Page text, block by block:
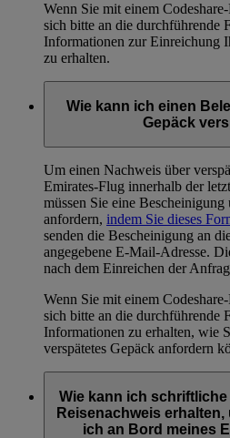
Wenn Sie mit einem
sich bitte an die durchführende
Informationen zur Einreichung
zu erhalten.
Wie kann ich einen
Gepäck
Um einen Nachweis über
Emirates-Flug innerhalb der
müssen Sie eine Bescheinigung
anfordern, indem Sie dieses
senden die Bescheinigung an
angegebene E-Mail-Adresse.
nach dem Einreichen der
Wenn Sie mit einem
sich bitte an die durchführende
Informationen zu erhalten, wie
verspätetes Gepäck anfordern
Wie kann ich
Reisenachweis
ich an Bord meines